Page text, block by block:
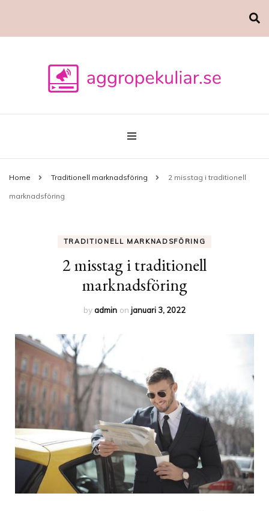
aggropekuliar.se
Home Traditionell marknadsföring 2 misstag i traditionell
marknadsföring
TRADITIONELL MARKNADSFÖRING
2 misstag i traditionell
marknadsföring
byadmin on januari 3, 2022